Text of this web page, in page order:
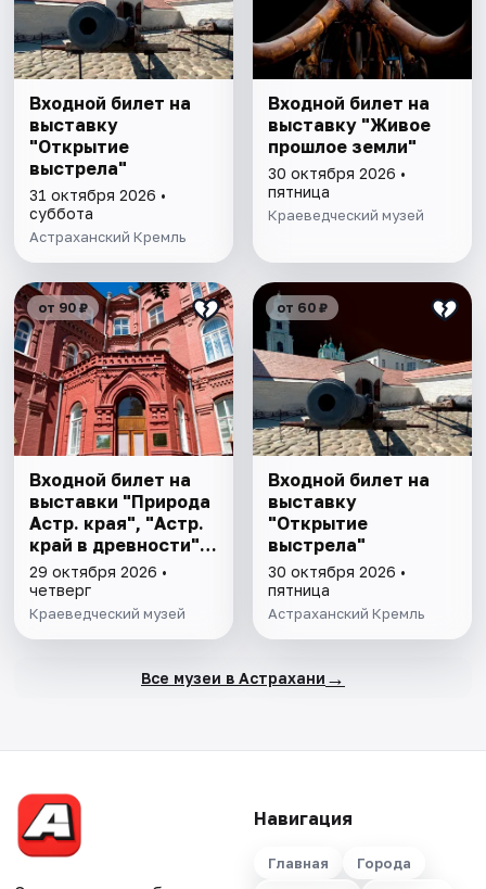
Входной билет на
выставку
"Открытие
выстрела"
31 октября 2026 •
суббота
Астраханский Кремль
Входной билет на
выставку "Живое
прошлое земли"
30 октября 2026 •
пятница
Краеведческий музей
от 90 ₽
Входной билет на
выставки "Природа
Астр. края", "Астр.
край в древности",
"Заселение Астр.
края"
29 октября 2026 •
четверг
Краеведческий музей
от 60 ₽
Входной билет на
выставку
"Открытие
выстрела"
30 октября 2026 •
пятница
Астраханский Кремль
Все музеи в Астрахани →
Навигация
Главная
Города